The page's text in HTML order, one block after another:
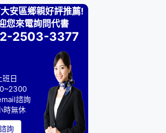
安區鄉親好評推薦!
您來電詢問代書
2503-3377
班日
諮詢
時無休
詢